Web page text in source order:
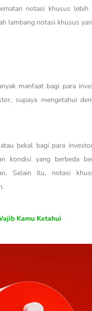
notasi khusus
lambang notasi khusus
manfaat bagi para
supaya mengetahui
bekal bagi para
kondisi yang berbeda
Selain itu, notasi
Kamu Ketahui